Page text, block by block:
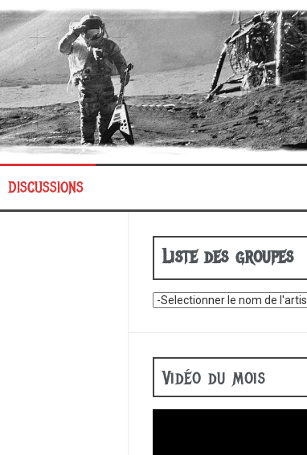
DISCUSSIONS
Liste des groupes
Vidéo du mois